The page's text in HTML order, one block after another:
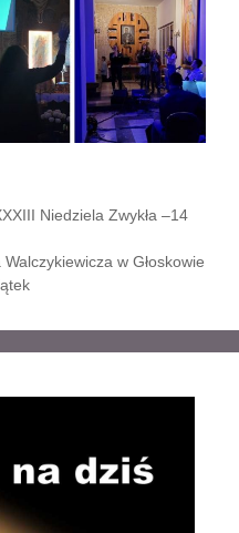
Niedziela Zwykła –14
w Głoskowie